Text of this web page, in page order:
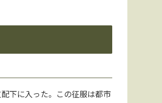
下に入った。この征服は都市